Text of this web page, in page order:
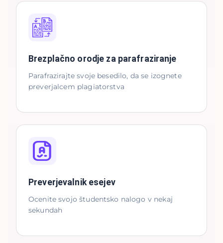
Brezplačno orodje za parafraziranje
Parafrazirajte svoje besedilo, da se izognete
preverjalcem plagiatorstva
Preverjevalnik esejev
Ocenite svojo študentsko nalogo v nekaj
sekundah